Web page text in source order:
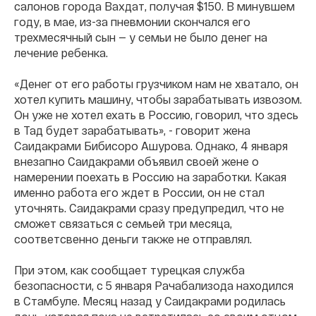
салонов города Вахдат, получая $150. В минувшем
году, в мае, из-за пневмонии скончался его
трехмесячный сын — у семьи не было денег на
лечение ребенка.
«Денег от его работы грузчиком нам не хватало, он
хотел купить машину, чтобы зарабатывать извозом.
Он уже не хотел ехать в Россию, говорил, что здесь
в Тад будет зарабатывать», - говорит жена
Саидакрами Бибисоро Ашурова. Однако, 4 января
внезапно Саидакрами объявил своей жене о
намерении поехать в Россию на заработки. Какая
именно работа его ждет в России, он не стал
уточнять. Саидакрами сразу предупредил, что не
сможет связаться с семьей три месяца,
соответсвенно деньги также не отправлял.
При этом, как сообщает турецкая служба
безопасности, с 5 января Рачабализода находился
в Стамбуле. Месяц назад у Саидакрами родилась